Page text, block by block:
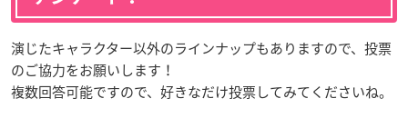
演じたキャラクター以外のラインナップもありますので、投票
のご協力をお願いします！
複数回答可能ですので、好きなだけ投票してみてくださいね。